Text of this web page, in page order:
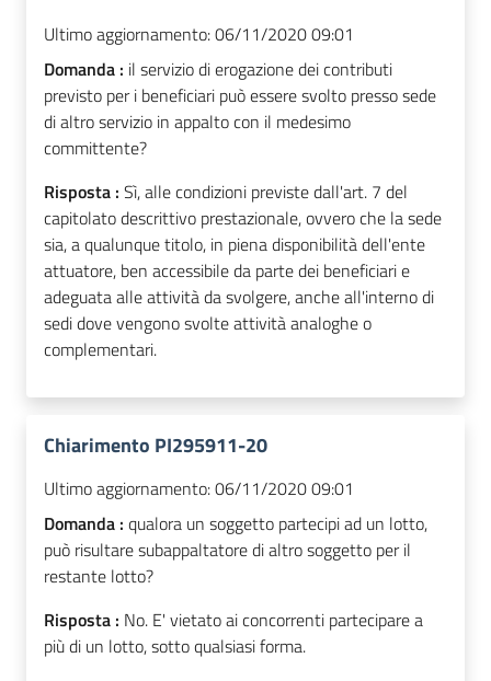
Ultimo aggiornamento:06/11/2020 09:01
Domanda : il servizio di erogazione dei contributi
previsto per i beneficiari può essere svolto presso sede
di altro servizio in appalto con il medesimo
committente?
Risposta : Sì, alle condizioni previste dall'art. 7 del
capitolato descrittivo prestazionale, ovvero che la sede
sia, a qualunque titolo, in piena disponibilità dell'ente
attuatore, ben accessibile da parte dei beneficiari e
adeguata alle attività da svolgere, anche all'interno di
sedi dove vengono svolte attività analoghe o
complementari.
Chiarimento PI295911-20
Ultimo aggiornamento:06/11/2020 09:01
Domanda : qualora un soggetto partecipi ad un lotto,
può risultare subappaltatore di altro soggetto per il
restante lotto?
Risposta : No. E' vietato ai concorrenti partecipare a
più di un lotto, sotto qualsiasi forma.